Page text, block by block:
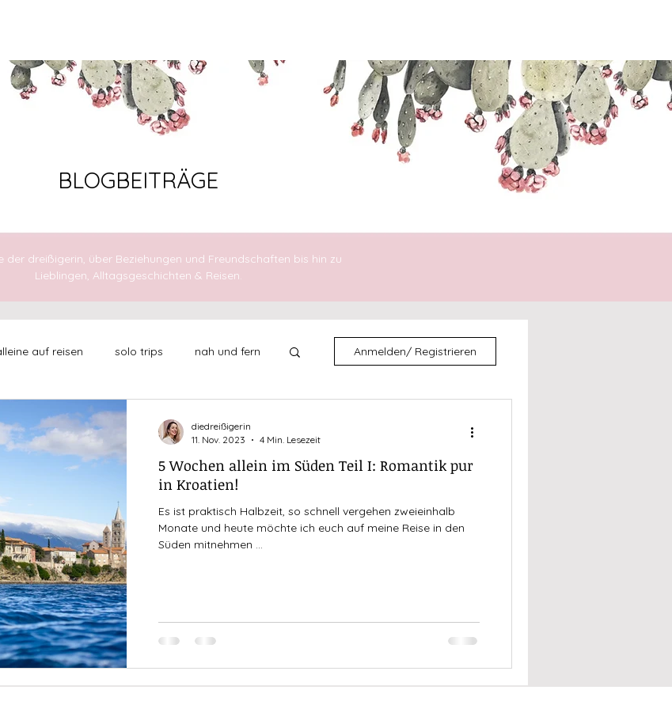
BLOGBEITRÄGE
der dreißigerin, über Beziehungen und Freundschaften bis hin zu
Lieblingen, Alltagsgeschichten & Reisen.
auf reisen solo trips nah und fern
ich mit mir
entdecken then vs now
Anmelden/ Registrieren
5 Wochen allein im Süden Teil I: Romantik pur
in Kroatien!
Es ist praktisch Halbzeit, so schnell vergehen zweieinhalb
Monate und heute möchte ich euch auf meine Reise in den
Süden mitnehmen ...
diedreißigerin
11. Nov. 2023
4 Min. Lesezeit